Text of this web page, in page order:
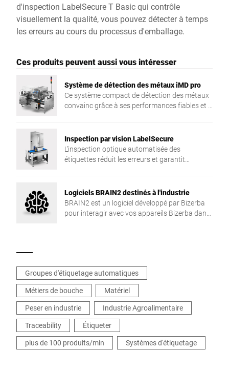
d'inspection LabelSecure T Basic qui contrôle
visuellement la qualité, vous pouvez détecter à temps
les erreurs au cours du processus d'emballage.
Ces produits peuvent aussi vous intéresser
Système de détection des métaux iMD pro
Ce système compact de détection des métaux
convainc grâce à ses performances fiables et à
Inspection par vision LabelSecure
L’inspection optique automatisée des
étiquettes réduit les erreurs et garantit
Logiciels BRAIN2 destinés à l'industrie
BRAIN2 est un logiciel développé par Bizerba
pour interagir avec vos appareils Bizerba dans
Groupes d'étiquetage automatiques
Métiers de bouche
Matériel
Peser en industrie
Industrie Agroalimentaire
Traceability
Étiqueter
plus de 100 produits/min
Systèmes d'étiquetage